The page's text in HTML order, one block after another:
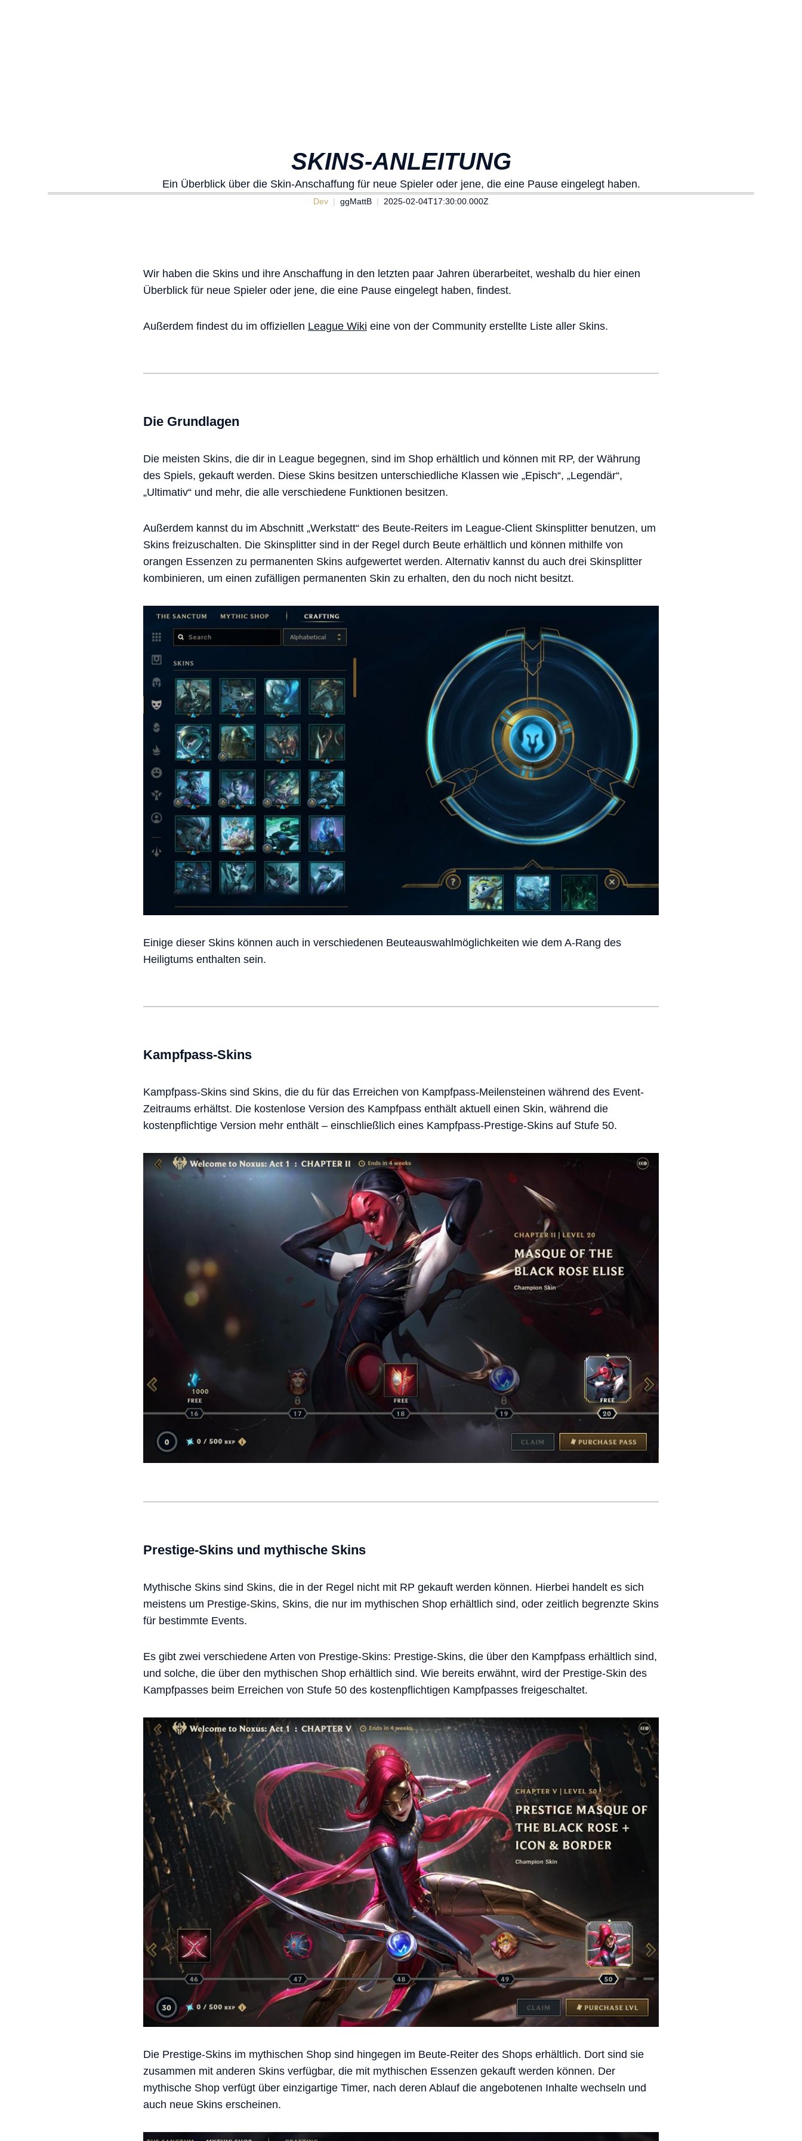
SKINS-ANLEITUNG
Ein Überblick über die Skin-Anschaffung für neue Spieler oder jene, die eine Pause eingelegt haben.
Dev ggMattB 2025-02-04T17:30:00.000Z
Wir haben die Skins und ihre Anschaffung in den letzten paar Jahren überarbeitet, weshalb du hier einen
Überblick für neue Spieler oder jene, die eine Pause eingelegt haben, findest.
Außerdem findest du im offiziellen League Wiki eine von der Community erstellte Liste aller Skins.
Die Grundlagen
Die meisten Skins, die dir in League begegnen, sind im Shop erhältlich und können mit RP, der Währung
des Spiels, gekauft werden. Diese Skins besitzen unterschiedliche Klassen wie „Episch“, „Legendär“,
„Ultimativ“ und mehr, die alle verschiedene Funktionen besitzen.
Außerdem kannst du im Abschnitt „Werkstatt“ des Beute-Reiters im League-Client Skinsplitter benutzen, um
Skins freizuschalten. Die Skinsplitter sind in der Regel durch Beute erhältlich und können mithilfe von
orangen Essenzen zu permanenten Skins aufgewertet werden. Alternativ kannst du auch drei Skinsplitter
kombinieren, um einen zufälligen permanenten Skin zu erhalten, den du noch nicht besitzt.
Einige dieser Skins können auch in verschiedenen Beuteauswahlmöglichkeiten wie dem A-Rang des
Heiligtums enthalten sein.
Kampfpass-Skins
Kampfpass-Skins sind Skins, die du für das Erreichen von Kampfpass-Meilensteinen während des Event-
Zeitraums erhältst. Die kostenlose Version des Kampfpass enthält aktuell einen Skin, während die
kostenpflichtige Version mehr enthält – einschließlich eines Kampfpass-Prestige-Skins auf Stufe 50.
Prestige-Skins und mythische Skins
Mythische Skins sind Skins, die in der Regel nicht mit RP gekauft werden können. Hierbei handelt es sich
meistens um Prestige-Skins, Skins, die nur im mythischen Shop erhältlich sind, oder zeitlich begrenzte Skins
für bestimmte Events.
Es gibt zwei verschiedene Arten von Prestige-Skins: Prestige-Skins, die über den Kampfpass erhältlich sind,
und solche, die über den mythischen Shop erhältlich sind. Wie bereits erwähnt, wird der Prestige-Skin des
Kampfpasses beim Erreichen von Stufe 50 des kostenpflichtigen Kampfpasses freigeschaltet.
Die Prestige-Skins im mythischen Shop sind hingegen im Beute-Reiter des Shops erhältlich. Dort sind sie
zusammen mit anderen Skins verfügbar, die mit mythischen Essenzen gekauft werden können. Der
mythische Shop verfügt über einzigartige Timer, nach deren Ablauf die angebotenen Inhalte wechseln und
auch neue Skins erscheinen.